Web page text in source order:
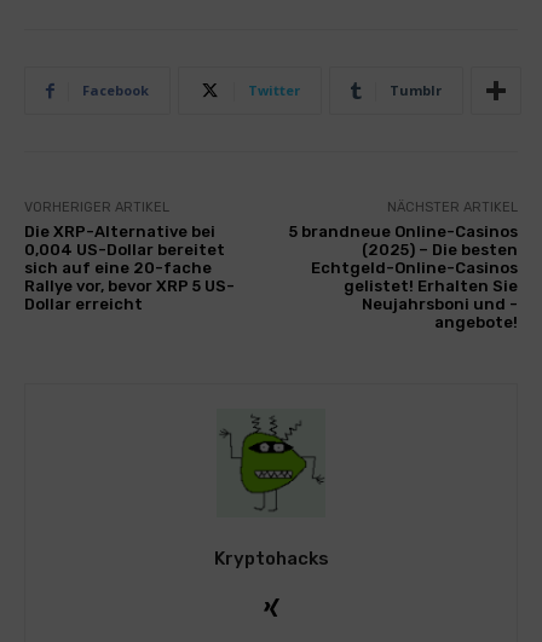
Facebook Twitter Tumblr
VORHERIGER ARTIKEL
Die XRP-Alternative bei
0,004 US-Dollar bereitet
sich auf eine 20-fache
Rallye vor, bevor XRP 5 US-
Dollar erreicht
NÄCHSTER ARTIKEL
5 brandneue Online-Casinos
(2025) – Die besten
Echtgeld-Online-Casinos
gelistet! Erhalten Sie
Neujahrsboni und -
angebote!
Kryptohacks